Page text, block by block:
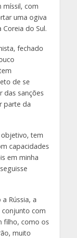
míssil, com
uma ogiva
do Sul.
fechado
de se
das sanções
parte da
objetivo, tem
capacidades
em minha
Rússia, a
conjunto com
filho, como os
muito